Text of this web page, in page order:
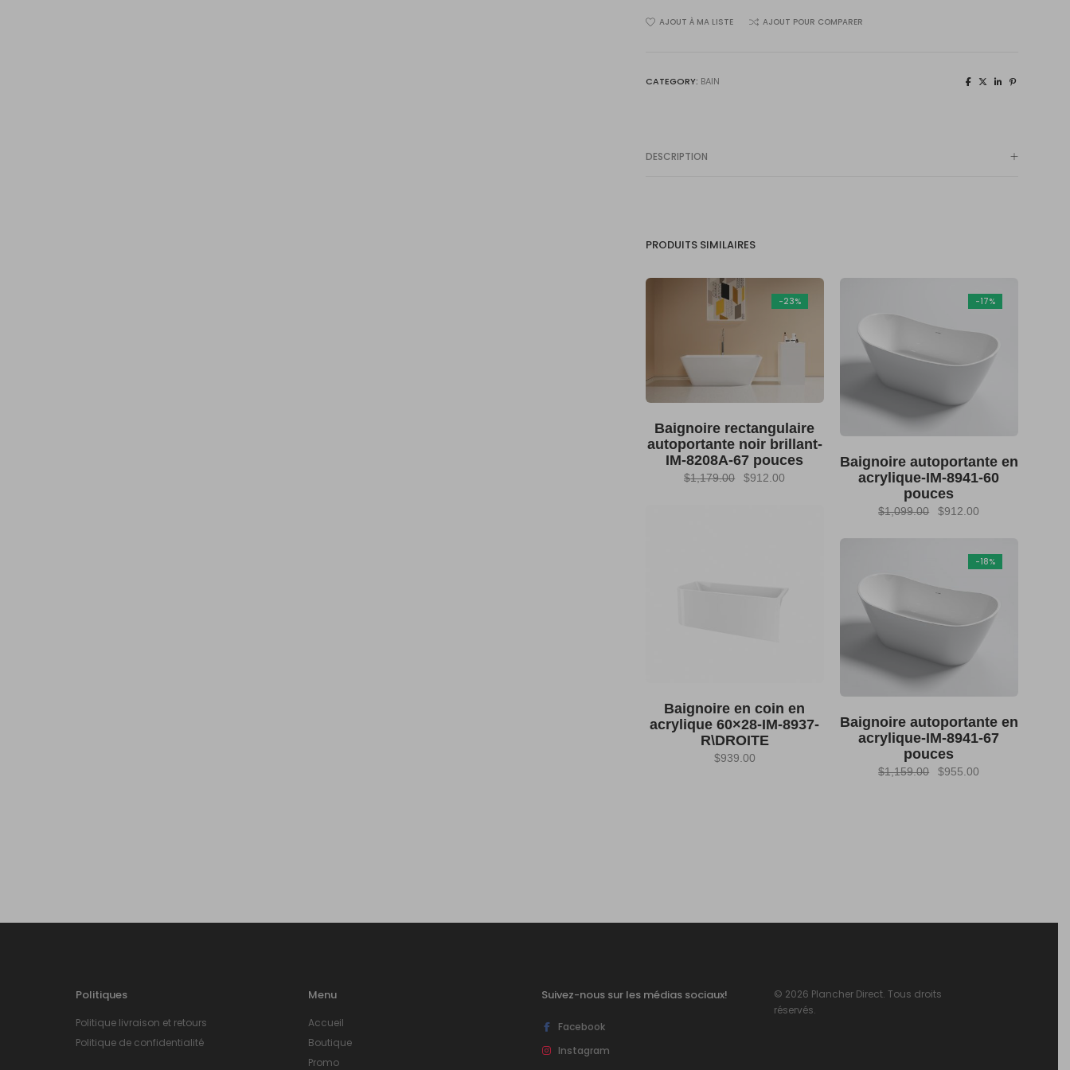
63AJOUT À MA LISTE AJOUT POUR COMPARER
CATEGORY: BAIN
DESCRIPTION
PRODUITS SIMILAIRES
-23%
Baignoire rectangulaire
autoportante noir brillant-
IM-8208A-67 pouces
$1,179.00
Le
$912.00
-17%
Baignoire autoportante en
acrylique-IM-8941-60
pouces
$1,099.00
Le
$1,099.00.
$912.00
est :
Baignoire en coin en
acrylique 60×28-IM-8937-
R\DROITE
$939.00
-18%
Baignoire autoportante en
acrylique-IM-8941-67
pouces
$1,159.00
Le
$955.00
Politiques
Politique livraison et retours
Politique de confidentialité
Menu
Accueil
Boutique
Promo
Suivez-nous sur les médias sociaux!
Facebook
Instagram
© 2026 Plancher Direct. Tous droits
réservés.